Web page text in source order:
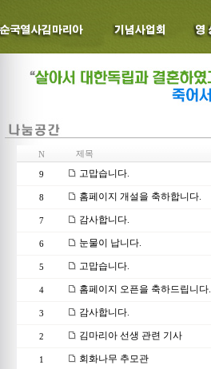
N 제목
9 고맙습니다.
8 홈페이지 개설을 축하합니다.
7 감사합니다.
6 눈물이 납니다.
5 고맙습니다.
4 홈페이지 오픈을 축하드립니다.
3 감사합니다.
2 김마리아 선생 관련 기사
1 회화나무 추모관